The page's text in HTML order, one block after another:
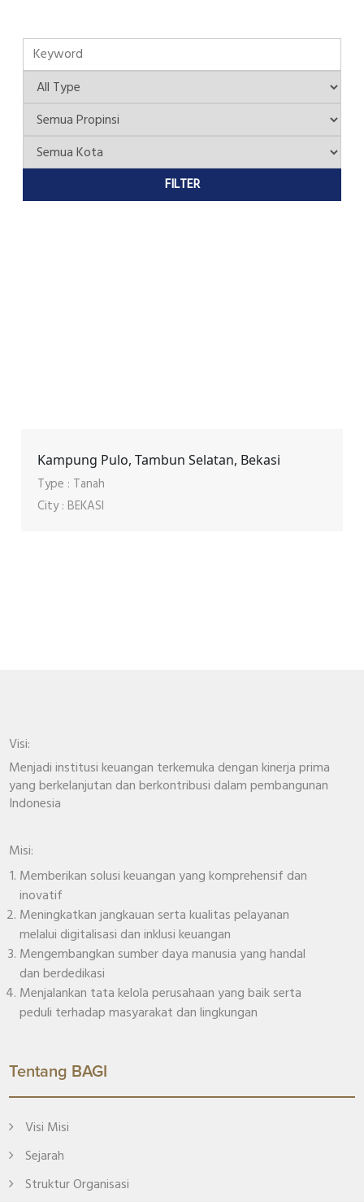
FILTER
Kampung Pulo, Tambun Selatan, Bekasi
Type : Tanah
City : BEKASI
Visi:
Menjadi institusi keuangan terkemuka dengan kinerja prima
yang berkelanjutan dan berkontribusi dalam pembangunan
Indonesia
Misi:
Memberikan solusi keuangan yang komprehensif dan
inovatif
Meningkatkan jangkauan serta kualitas pelayanan
melalui digitalisasi dan inklusi keuangan
Mengembangkan sumber daya manusia yang handal
dan berdedikasi
Menjalankan tata kelola perusahaan yang baik serta
peduli terhadap masyarakat dan lingkungan
Tentang BAGI
Visi Misi
Sejarah
Struktur Organisasi